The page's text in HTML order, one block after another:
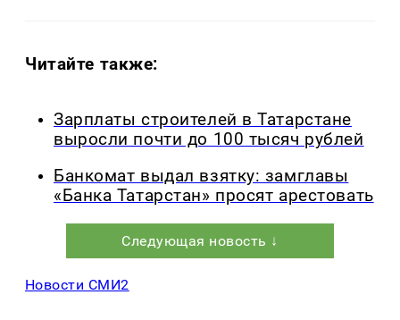
Читайте также:
Зарплаты строителей в Татарстане
выросли почти до 100 тысяч рублей
Банкомат выдал взятку: замглавы
«Банка Татарстан» просят арестовать
Следующая новость ↓
Новости СМИ2